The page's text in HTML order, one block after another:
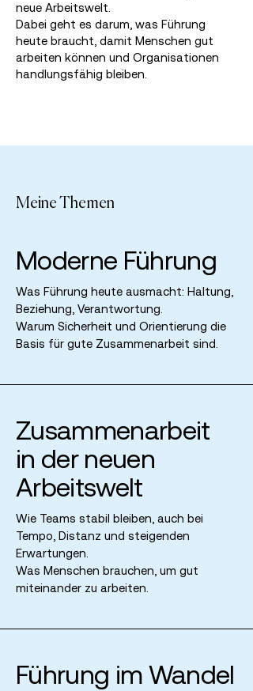
neue Arbeitswelt.
Dabei geht es darum, was Führung
heute braucht, damit Menschen gut
arbeiten können und Organisationen
handlungsfähig bleiben.
Meine Themen
Moderne Führung
Was Führung heute ausmacht: Haltung,
Beziehung, Verantwortung.
Warum Sicherheit und Orientierung die
Basis für gute Zusammenarbeit sind.
Zusammenarbeit
in der neuen
Arbeitswelt
Wie Teams stabil bleiben, auch bei
Tempo, Distanz und steigenden
Erwartungen.
Was Menschen brauchen, um gut
miteinander zu arbeiten.
Führung im Wandel